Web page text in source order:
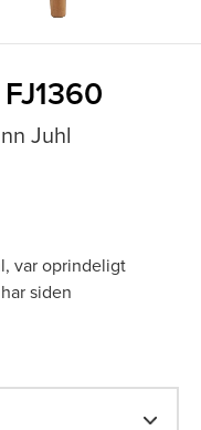
Juhl
var oprindeligt
siden